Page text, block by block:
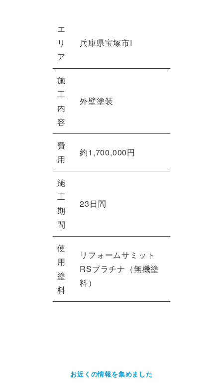
エ
リ
ア
兵庫県宝塚市I
施
工
内
容
外壁塗装
費
用
約1,700,000円
施
工
期
間
23日間
使
用
塗
料
リフォームサミット
RSプラチナ（無機塗
料）
お近くの情報を集めました